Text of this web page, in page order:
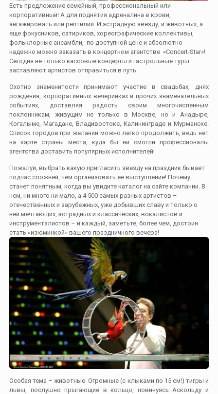
Есть предложение семейный, профессиональный или
корпоративный! А для поднятия адреналина в крови,
ангажировать или рептилий. И эстрадную звезду, и животных, а
еще фокусников, сатириков, хореографические коллективы,
фольклорные ансамбли, по доступной цене и абсолютно
надежно можно заказать в концертном агентстве «Concert-Star»!
Сегодня не только кассовые концерты и гастрольные туры
заставляют артистов отправиться в путь.
Охотно знаменитости принимают участие в свадьбах, днях
рождения, корпоративных вечеринках и прочих знаменательных
событиях, доставляя радость своим многочисленным
поклонникам, живущим не только в Москве, но и Анадыре,
Когалыме, Магадане, Владивостоке, Калининграде и Мурманске.
Список городов при желании можно легко продолжить, ведь нет
на карте страны места, куда бы ни смогли профессионалы
агентства доставить популярных исполнителей!
Пожалуй, выбрать какую пригласить звезду на праздник бывает
подчас сложней, чем организовать ее выступление! Почему,
станет понятным, когда вы увидите каталог на сайте компании. В
нем, ни много ни мало, а 4 500 самых разных артистов –
отечественных и зарубежных, уже добывших славу и только о
ней мечтающих, эстрадных и классических, вокалистов и
инструменталистов – и каждый, заметьте, более чем, достоин
стать «изюминкой» вашего праздничного вечера!
Особая тема – животные. Огромные (с клыками по 15 см!) тигры и
львы, послушно прыгающие в кольцо, повинуясь Аскольду и